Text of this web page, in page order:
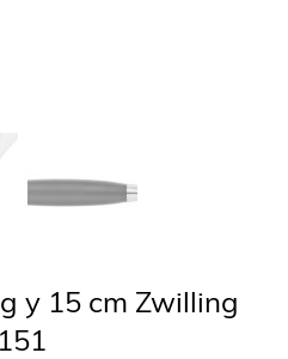
y 15 cm Zwilling